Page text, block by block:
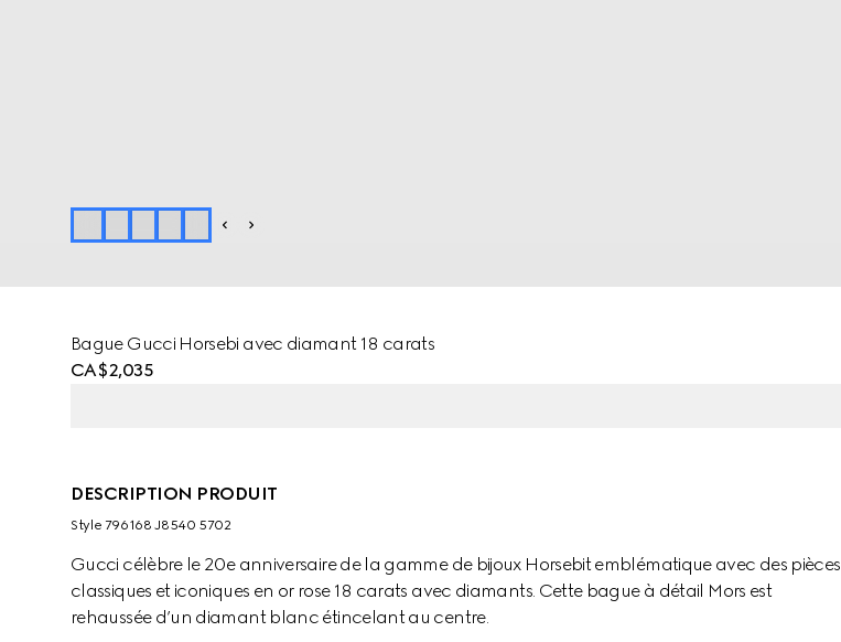
Bague Gucci Horsebi avec diamant 18 carats
CA$2,035
DESCRIPTION PRODUIT
Style ‎796168 J8540 5702
Gucci célèbre le 20e anniversaire de la gamme de bijoux Horsebit emblématique avec des pièces
classiques et iconiques en or rose 18 carats avec diamants. Cette bague à détail Mors est
rehaussée d’un diamant blanc étincelant au centre.